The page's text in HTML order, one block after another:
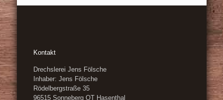
Kontakt
Drechslerei Jens Fölsche
Inhaber: Jens Fölsche
Rödelbergstraße 35
96515 Sonneberg OT Hasenthal